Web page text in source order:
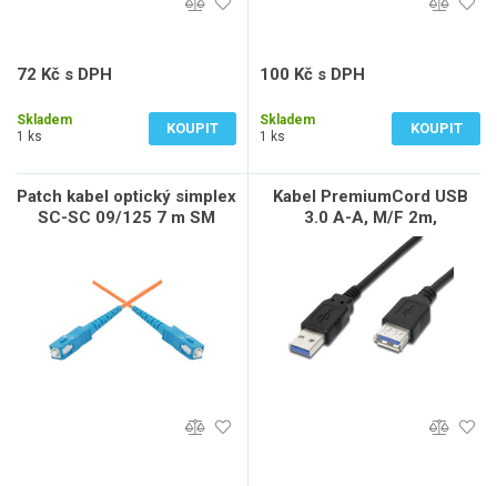
72 Kč s DPH
Skladem
1 ks
KOUPIT
100 Kč s DPH
Skladem
1 ks
KOUPIT
Patch kabel optický simplex
SC-SC 09/125 7 m SM
Kabel PremiumCord USB
3.0 A-A, M/F 2m,
prodlužovací, černý